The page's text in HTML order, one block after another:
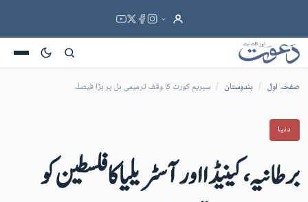
صفحہ اول / ہندوستان / سپریم کورٹ کا وقف ترمیمی بل پر بڑا فیصلہ
دنیا
برطانیہ، کینیڈا اور آسٹریلیا کا فلسطین کو